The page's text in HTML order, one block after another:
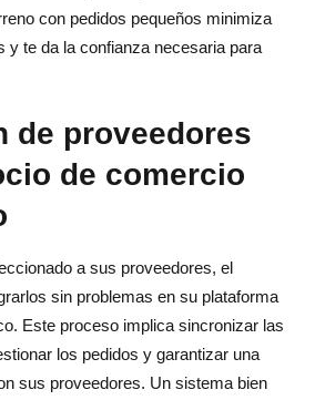
con pedidos pequeños minimiza
y te da la confianza necesaria para
de proveedores
de comercio
a sus proveedores, el
sin problemas en su plataforma
Este proceso implica sincronizar las
los pedidos y garantizar una
sus proveedores. Un sistema bien